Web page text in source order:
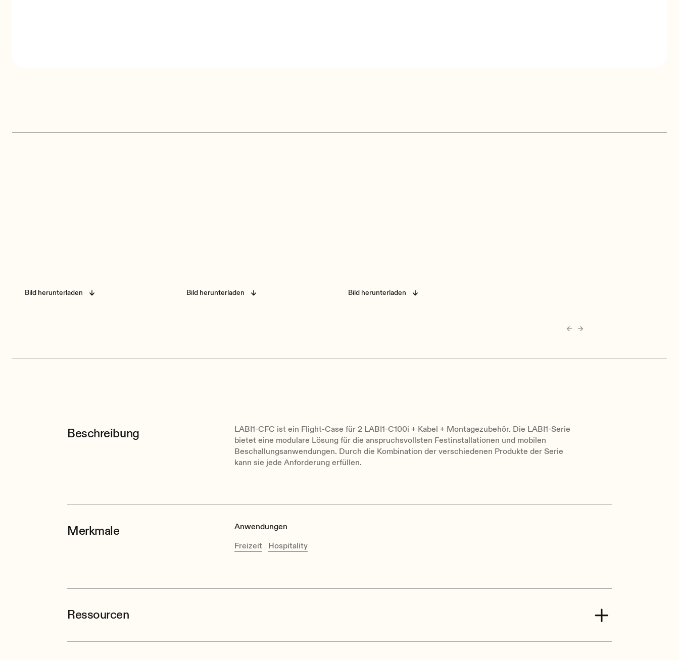
Bild herunterladen Bild herunterladen Bild herunterladen
Beschreibung
LABI1-CFC ist ein Flight-Case für 2 LABI1-C100i + Kabel + Montagezubehör. Die LABI1-Serie
bietet eine modulare Lösung für die anspruchsvollsten Festinstallationen und mobilen
Beschallungsanwendungen. Durch die Kombination der verschiedenen Produkte der Serie
kann sie jede Anforderung erfüllen.
Merkmale
Anwendungen
Freizeit
Hospitality
Ressourcen
Ecler LABI1 Series User Manual EN.pdf